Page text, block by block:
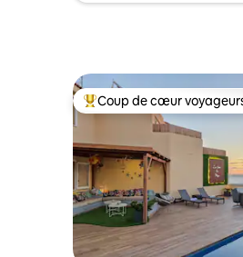
Coup de cœur voyageurs
Coup de cœur